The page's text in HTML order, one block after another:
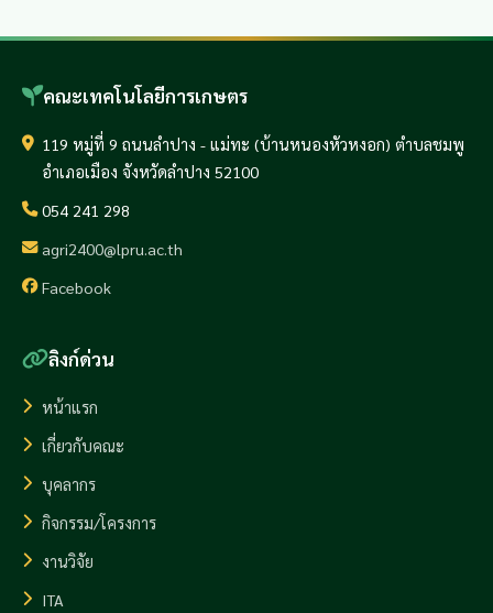
คณะเทคโนโลยีการเกษตร
119 หมู่ที่ 9 ถนนลำปาง - แม่ทะ (บ้านหนองหัวหงอก) ตำบลชมพู
อำเภอเมือง จังหวัดลำปาง 52100
054 241 298
agri2400@lpru.ac.th
Facebook
ลิงก์ด่วน
หน้าแรก
เกี่ยวกับคณะ
บุคลากร
กิจกรรม/โครงการ
งานวิจัย
ITA